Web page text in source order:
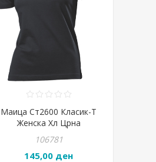
Маица Ст2600 Класик-Т
Женска Хл Црна
106781
145,00 ден